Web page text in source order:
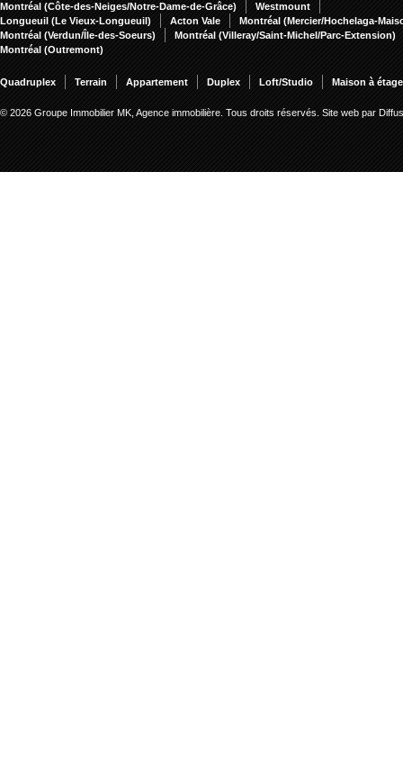
Montréal (Côte-des-Neiges/Notre-Dame-de-Grâce)
Westmount
Longueuil (Le Vieux-Longueuil)
Acton Vale
Montréal (Mercier/Hochelaga-
Montréal (Verdun/Île-des-Soeurs)
Montréal (Villeray/Saint-Michel/Parc-Extension)
Montréal (Outremont)
Quadruplex Terrain Appartement Duplex Loft/Studio Maison à
© 2026 Groupe Immobilier MK, Agence immobilière. Tous droits réservés. Site web par